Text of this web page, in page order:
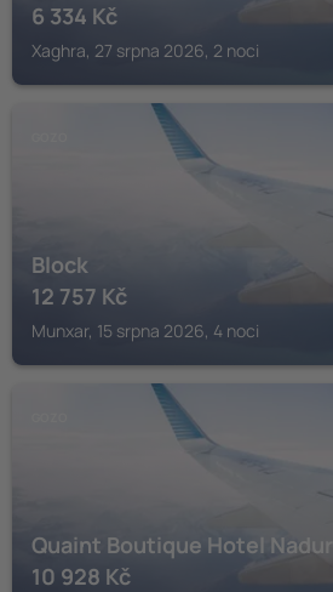
6 334 Kč
Xaghra, 27 srpna 2026, 2 noci
Block
12 757 Kč
Munxar, 15 srpna 2026, 4 noci
Quaint Boutique Hotel Nadur
10 928 Kč